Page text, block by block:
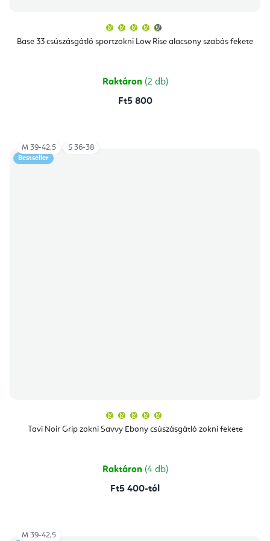
Base 33 csúszásgátló sportzokni Low Rise alacsony szabás fekete
átlagos
értékelése
csillag.
Raktáron (2 db)
Ft5 800
Bestseller
Tavi Noir Grip zokni Savvy Ebony csúszásgátló zokni fekete
átlagos
értékelése
csillag.
Raktáron (4 db)
Ft5 400-tól
M 39-42,5 S 36-38
M 39-42,5